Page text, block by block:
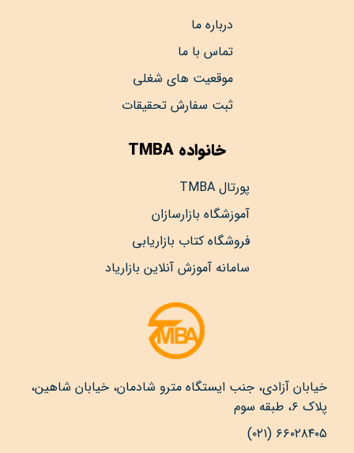
درباره ما
تماس با ما
موقعیت های شغلی
ثبت سفارش تحقیقات
خانواده TMBA
پورتال TMBA
آموزشگاه بازارسازان
فروشگاه کتاب بازاریابی
سامانه آموزش آنلاین بازاریاد
خیابان آزادی، جنب ایستگاه مترو شادمان، خیابان شاهین،
پلاک ۶، طبقه سوم
۶۶۰۲۸۴۰۵ (۰۲۱)